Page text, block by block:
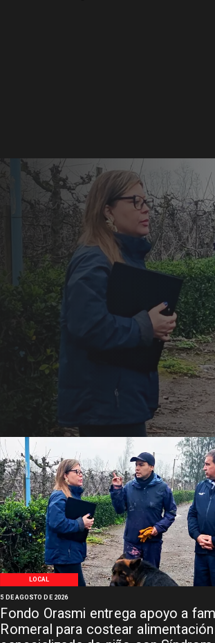
LOCAL
Fondo Orasmi entrega apoyo a
Romeral para costear alimentación
5 DE AGOSTO DE 2026